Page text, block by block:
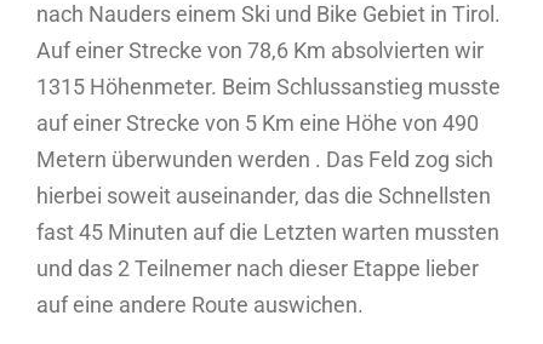
nach Nauders einem Ski und Bike Gebiet in Tirol.
Auf einer Strecke von 78,6 Km absolvierten wir
1315 Höhenmeter. Beim Schlussanstieg musste
auf einer Strecke von 5 Km eine Höhe von 490
Metern überwunden werden . Das Feld zog sich
hierbei soweit auseinander, das die Schnellsten
fast 45 Minuten auf die Letzten warten mussten
und das 2 Teilnemer nach dieser Etappe lieber
auf eine andere Route auswichen.